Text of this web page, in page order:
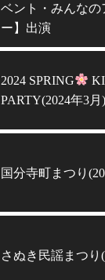
ベント・みんな
ー】出演
2024 SPRING
PARTY(2024年3月)
国分寺町まつり
さぬき民謡まつり